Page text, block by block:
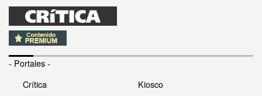
- Portales -
Crítica
Kiosco